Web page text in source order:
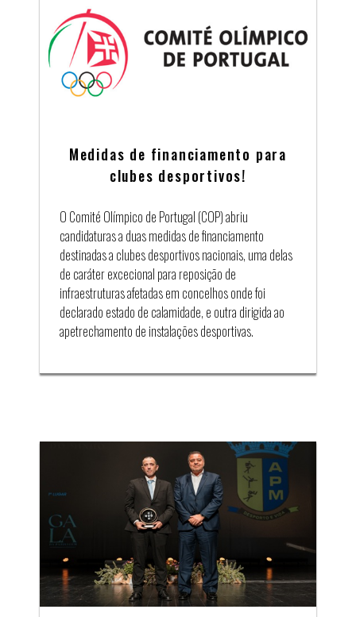
Medidas de financiamento para
clubes desportivos!
O Comité Olímpico de Portugal (COP) abriu
candidaturas a duas medidas de financiamento
destinadas a clubes desportivos nacionais, uma delas
de caráter excecional para reposição de
infraestruturas afetadas em concelhos onde foi
declarado estado de calamidade, e outra dirigida ao
apetrechamento de instalações desportivas.